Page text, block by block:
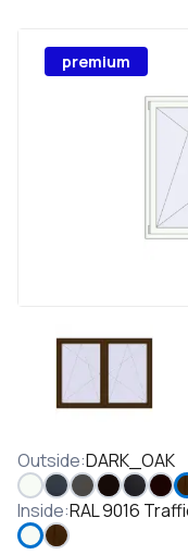
premium
Outside:DARK_OAK
Inside:RAL 9016